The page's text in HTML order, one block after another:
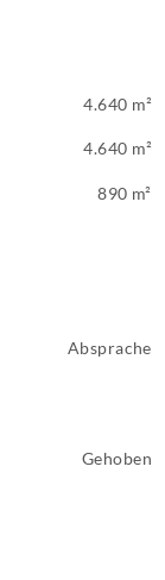
4.640 m²
4.640 m²
890 m²
Absprache
Gehoben